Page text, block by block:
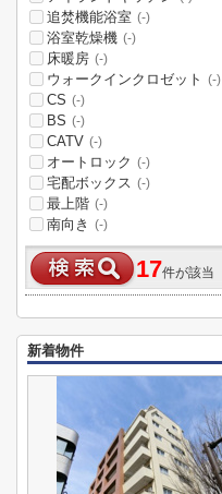
追焚機能浴室 (-)
浴室乾燥機 (-)
床暖房 (-)
ウォークインクロゼット (-)
CS (-)
BS (-)
CATV (-)
オートロック (-)
宅配ボックス (-)
最上階 (-)
南向き (-)
17件が該当
新着物件